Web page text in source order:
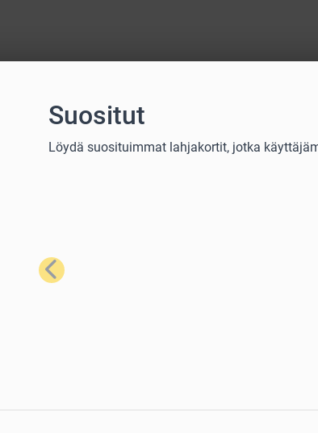
Suositut
Löydä suosituimmat lahjakortit, jotka
Edellinen